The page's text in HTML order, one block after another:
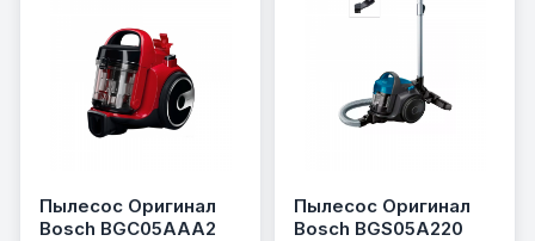
Пылесос Оригинал
Bosch BGC05AAA2
Пылесос Оригинал
Bosch BGS05A220